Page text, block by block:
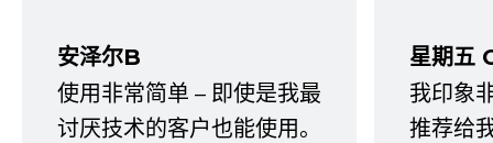
安泽尔B
使用非常简单 – 即使是我最
讨厌技术的客户也能使用。
星期五
我印象
推荐给